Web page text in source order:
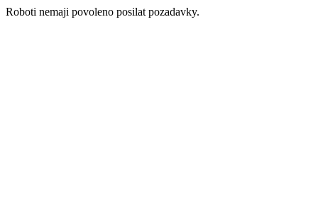
Roboti nemaji povoleno posilat pozadavky.